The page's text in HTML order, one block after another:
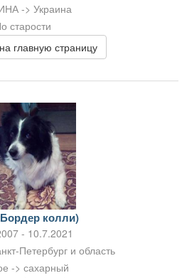
-> Украина
старости
главную страницу
колли)
- 10.7.2021
Петербург и область
-> сахарный